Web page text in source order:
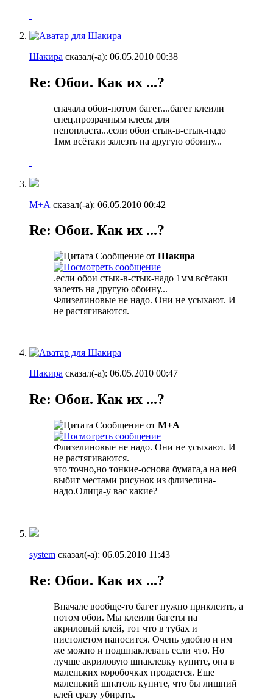
Шакира сказал(-а): 06.05.2010 00:38
Re: Обои. Как их ...?
сначала обои-потом багет....багет клеили
спец.прозрачным клеем для
пенопласта...если обои стык-в-стык-надо
1мм всётаки залезть на другую обоину...
М+А сказал(-а): 06.05.2010 00:42
Re: Обои. Как их ...?
Сообщение от Шакира
.если обои стык-в-стык-надо 1мм всётаки
залезть на другую обоину...
Флизелиновые не надо. Они не усыхают. И
не растягиваются.
Шакира сказал(-а): 06.05.2010 00:47
Re: Обои. Как их ...?
Сообщение от М+А
Флизелиновые не надо. Они не усыхают. И
не растягиваются.
это точно,но тонкие-основа бумага,а на ней
выбит местами рисунок из флизелина-
надо.Олица-у вас какие?
system сказал(-а): 06.05.2010 11:43
Re: Обои. Как их ...?
Вначале вообще-то багет нужно приклеить, а
потом обои. Мы клеили багеты на
акриловый клей, тот что в тубах и
пистолетом наносится. Очень удобно и им
же можно и подшпаклевать если что. Но
лучше акриловую шпаклевку купите, она в
маленьких коробочках продается. Еще
маленький шпатель купите, что бы лишний
клей сразу убирать.